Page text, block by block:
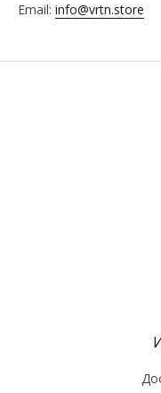
Email: info@vrtn.store